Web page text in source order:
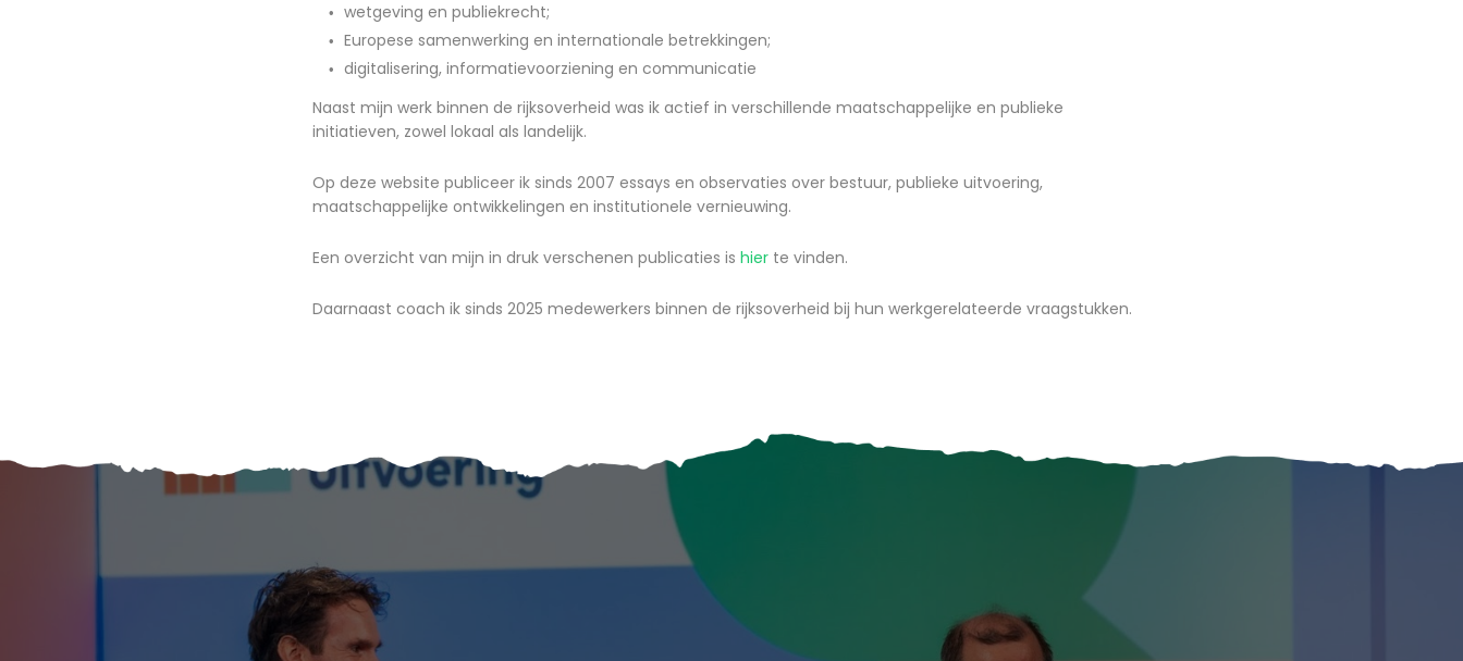
wetgeving en publiekrecht;
Europese samenwerking en internationale betrekkingen;
digitalisering, informatievoorziening en communicatie
Naast mijn werk binnen de rijksoverheid was ik actief in verschillende maatschappelijke en publieke
initiatieven, zowel lokaal als landelijk.
Op deze website publiceer ik sinds 2007 essays en observaties over bestuur, publieke uitvoering,
maatschappelijke ontwikkelingen en institutionele vernieuwing.
Een overzicht van mijn in druk verschenen publicaties is hier te vinden.
Daarnaast coach ik sinds 2025 medewerkers binnen de rijksoverheid bij hun werkgerelateerde vraagstukken.